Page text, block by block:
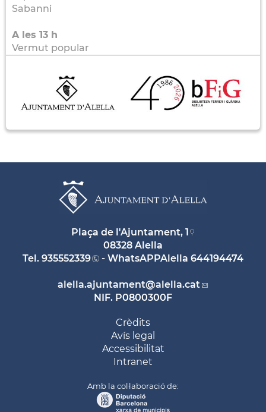
Sabanni
A les 13 h
Vermut popular
Plaça de l'Ajuntament, 1
08328 Alella
Tel. 935552339 - WhatsAPPAlella 644194474
alella.ajuntament@alella.cat
NIF. P0800300F
Crèdits
Avís legal
Accessibilitat
Intranet
Amb la col·laboració de: